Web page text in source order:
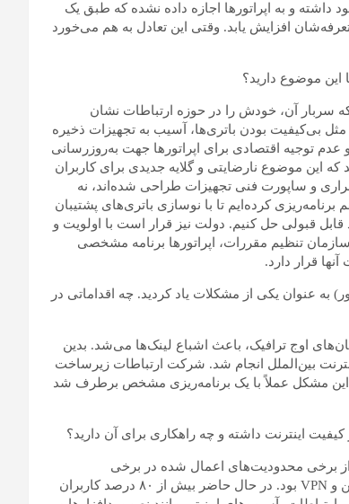
و به اپراتورها اجازه داده نشده که طبق یک
افزایش یابد. وقتی این تعادل به هم می‌خورد
این موضوع دارید؟
سربار آن، خودش را در حوزه ارتباطات نشان
بی‌کیفیت بودن باتری‌ها، آسیب به تجهیزات ذخیره
توجیه اقتصادی برای اپراتورها جهت به‌روزرسانی
این موضوع نارضایتی و گلایه جدیدی برای کاربران
و ساپورت فنی تجهیزات طراحی شده‌اند، نه
برنامه‌ریزی کرده‌ایم تا با نوسازی باتری‌های پشتیبان
قبولی حل کنیم. دولت نیز قرار است با اولویت و
تنظیم مقررات، اپراتورها برنامه مشخصی
قرار دارد.
به عنوان یکی از مشکلات یاد کردید. چه اقداماتی در
اوج ترافیک، باعث اشباع لینک‌ها می‌شد. بدین
بین‌الملل انجام شد. شرکت ارتباطات زیرساخت
و این مشکل عملاً با یک برنامه‌ریزی مشخص برطرف شد
برخی محدودیت‌های اعمال شده در برخی
پلتفرم‌های بین‌المللی و به تبع آن، استفاده اکثر کاربران از ابزارهای فیلترشکن و VPN بود. در حال حاضر بیش از ۸۰ درصد کاربران